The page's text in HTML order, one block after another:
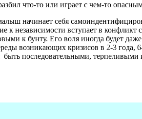
что-то или играет с чем-то
начинает себя
к независимости вступает в
к бунту. Его воля иногда будет
возникающих кризисов в 2-3 года,
быть последовательными,